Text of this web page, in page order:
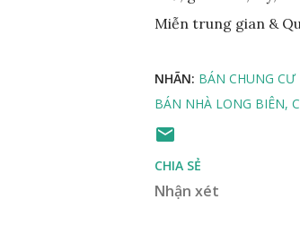
Miễn trung gian &
NHÃN: BÁN CHUNG
BÁN NHÀ LONG BIÊN
CHIA SẺ
Nhận xét